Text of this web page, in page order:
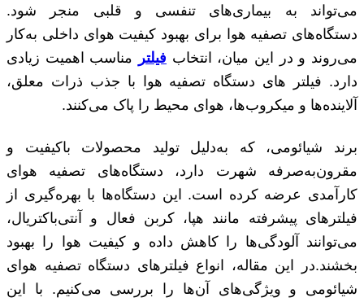
می‌تواند به بیماری‌های تنفسی و قلبی منجر شود.
دستگاه‌های تصفیه هوا برای بهبود کیفیت هوای داخلی به‌کار
می‌روند و در این میان، انتخاب فیلتر
مناسب اهمیت زیادی
دارد. فیلتر های دستگاه تصفیه هوا با جذب ذرات معلق،
آلاینده‌ها و میکروب‌ها، هوای محیط را پاک می‌کنند.
برند شیائومی، که به‌دلیل تولید محصولات باکیفیت و
مقرون‌به‌صرفه شهرت دارد، دستگاه‌های تصفیه هوای
کارآمدی عرضه کرده است. این دستگاه‌ها با بهره‌گیری از
فیلترهای پیشرفته مانند هپا، کربن فعال و آنتی‌باکتریال،
می‌توانند آلودگی‌ها را کاهش داده و کیفیت هوا را بهبود
بخشند.در این مقاله، انواع فیلترهای دستگاه تصفیه هوای
شیائومی و ویژگی‌های آن‌ها را بررسی می‌کنیم. با این